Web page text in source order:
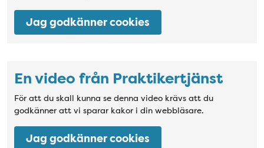
Jag godkänner cookies
Video: samtycke saknas
En video från Praktikertjänst
För att du skall kunna se denna video krävs att du
godkänner att vi sparar kakor i din webbläsare.
Jag godkänner cookies